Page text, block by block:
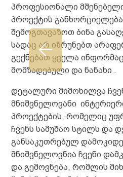
პროფესიონალი
პროექტის
შემოგთავაზოთ ბინა
სადაც არ იზრუნებთ
გექნებათ ყველა
მომზადებული და ნანახი .
დეტალური მიმოხილვა
მნიშვნელოვანი
პროექტების,რომელიც
ჩვენს სამუშაო სტილს და
განსაკუთრებულ
მნიშვნელოვნია ჩვენი
და გემოვნება, რომლის